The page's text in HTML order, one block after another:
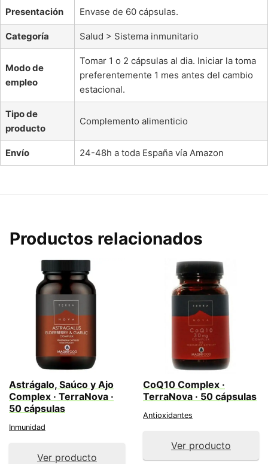
Presentación Envase de 60 cápsulas.
Categoría Salud > Sistema inmunitario
Modo de
empleo
Tomar 1 o 2 cápsulas al dia. Iniciar la toma
preferentemente 1 mes antes del cambio
estacional.
Tipo de
producto
Complemento alimenticio
Envío 24-48h a toda España vía Amazon
Productos relacionados
Astrágalo, Saúco y Ajo
Complex · TerraNova ·
50 cápsulas
Inmunidad
Ver producto
CoQ10 Complex ·
TerraNova · 50 cápsulas
Antioxidantes
Ver producto